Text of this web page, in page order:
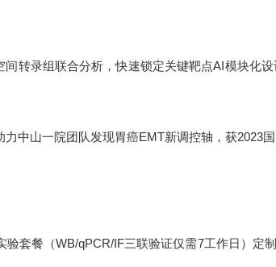
转录组联合分析，快速锁定关键靶点AI模块化
中山一院团队发现胃癌EMT新调控轴，获2023
验套餐（WB/qPCR/IF三联验证仅需7工作日）定